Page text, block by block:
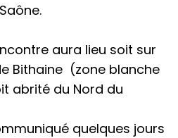
aura lieu soit sur
Bithaine (zone blanche
abrité du Nord du
quelques jours